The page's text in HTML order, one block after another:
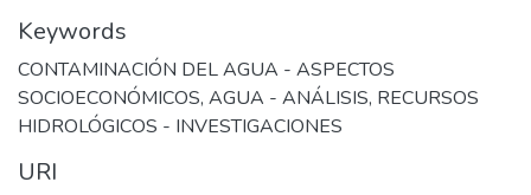
Keywords
CONTAMINACIÓN DEL AGUA - ASPECTOS
SOCIOECONÓMICOS, AGUA - ANÁLISIS, RECURSOS
HIDROLÓGICOS - INVESTIGACIONES
URI